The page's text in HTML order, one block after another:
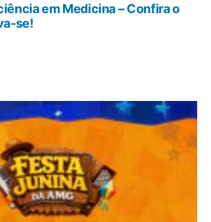
em Medicina – Confira o
se!